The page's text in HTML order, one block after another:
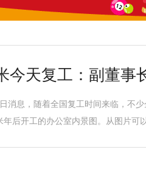
今天复工：副董事
消息，随着全国复工时间来临，不
年后开工的办公室内景图。从图片可